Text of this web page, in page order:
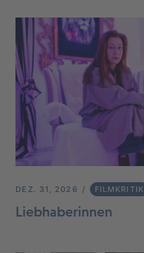
DEZ. 31, 2026 FILMKRITIK
Liebhaberinnen